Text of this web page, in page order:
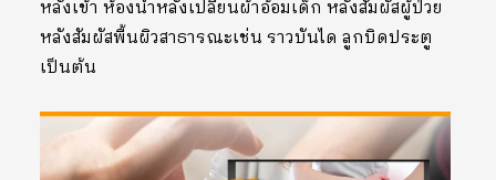
หลังเข้า ห้องน้ำหลังเปลี่ยนผ้าอ้อมเด็ก หลังสัมผัสผู้ป่วย
หลังสัมผัสพื้นผิวสาธารณะเช่น ราวบันได ลูกบิดประตู
เป็นต้น